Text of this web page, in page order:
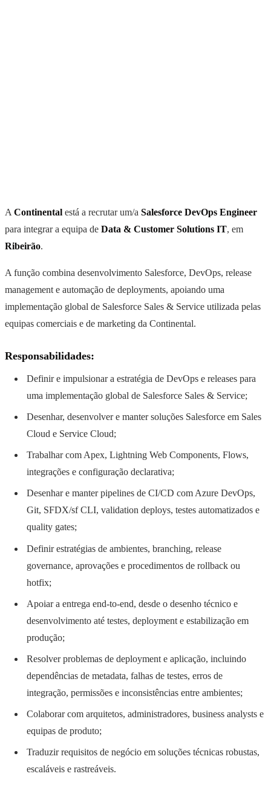
A Continental está a recrutar um/a Salesforce DevOps Engineer
para integrar a equipa de Data & Customer Solutions IT, em
Ribeirão.
A função combina desenvolvimento Salesforce, DevOps, release
management e automação de deployments, apoiando uma
implementação global de Salesforce Sales & Service utilizada pelas
equipas comerciais e de marketing da Continental.
Responsabilidades:
Definir e impulsionar a estratégia de DevOps e releases para
uma implementação global de Salesforce Sales & Service;
Desenhar, desenvolver e manter soluções Salesforce em Sales
Cloud e Service Cloud;
Trabalhar com Apex, Lightning Web Components, Flows,
integrações e configuração declarativa;
Desenhar e manter pipelines de CI/CD com Azure DevOps,
Git, SFDX/sf CLI, validation deploys, testes automatizados e
quality gates;
Definir estratégias de ambientes, branching, release
governance, aprovações e procedimentos de rollback ou
hotfix;
Apoiar a entrega end-to-end, desde o desenho técnico e
desenvolvimento até testes, deployment e estabilização em
produção;
Resolver problemas de deployment e aplicação, incluindo
dependências de metadata, falhas de testes, erros de
integração, permissões e inconsistências entre ambientes;
Colaborar com arquitetos, administradores, business analysts e
equipas de produto;
Traduzir requisitos de negócio em soluções técnicas robustas,
escaláveis e rastreáveis.